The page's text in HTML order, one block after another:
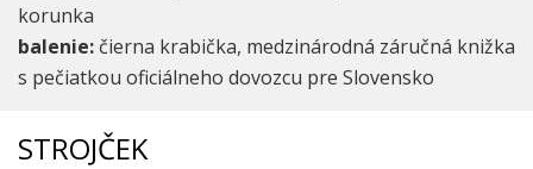
korunka
balenie: čierna krabička, medzinárodná záručná knižka
s pečiatkou oficiálneho dovozcu pre Slovensko
STROJČEK